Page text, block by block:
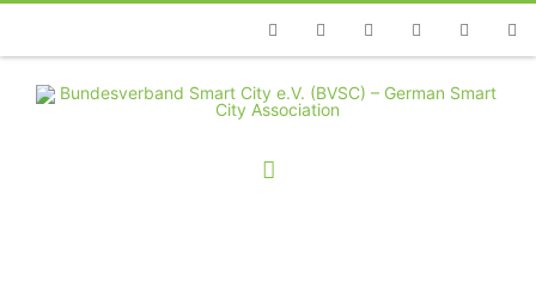
TelefonFacebookTwitterYoutubeInstagramLinkedin